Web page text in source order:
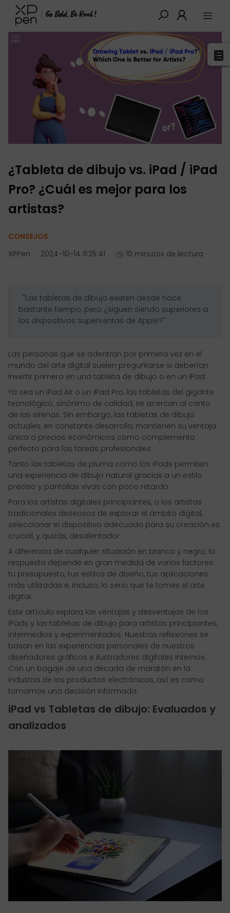
XPPen > Blog > Tutoriales y Consejos Detalles
¿Tableta de dibujo vs. iPad / iPad
Pro? ¿Cuál es mejor para los
artistas?
CONSEJOS
XPPen
2024-10-14 11:25:41 10 minutos de lectura
"Las tabletas de dibujo existen desde hace
bastante tiempo, pero ¿siguen siendo superiores a
los dispositivos superventas de Apple?"
Las personas que se adentran por primera vez en el
mundo del arte digital suelen preguntarse si deberían
invertir primero en una tableta de dibujo o en un iPad.
Ya sea un iPad Air o un iPad Pro, las tabletas del gigante
tecnológico, sinónimo de calidad, se acercan al canto
de las sirenas. Sin embargo, las tabletas de dibujo
actuales, en constante desarrollo, mantienen su ventaja
única a precios económicos como complemento
perfecto para las tareas profesionales.
Tanto las tabletas de pluma como los iPads permiten
una experiencia de dibujo natural gracias a un estilo
preciso y pantallas vivas con poco retardo.
Para los artistas digitales principiantes, o los artistas
tradicionales deseosos de explorar el ámbito digital,
seleccionar el dispositivo adecuado para su creación es
crucial, y quizás, desalentador.
A diferencia de cualquier situación en blanco y negro, la
respuesta depende en gran medida de varios factores:
tu presupuesto, tus estilos de diseño, tus aplicaciones
más utilizadas e, incluso, lo serio que te tomes el arte
digital.
Este artículo explora las ventajas y desventajas de los
iPads y las tabletas de dibujo para artistas principiantes,
intermedios y experimentados. Nuestras reflexiones se
basan en las experiencias personales de nuestros
diseñadores gráficos e ilustradores digitales internos.
Con un bagaje de una década de maratón en la
industria de los productos electrónicos, así es como
tomamos una decisión informada.
iPad vs Tabletas de dibujo: Evaluados y
analizados